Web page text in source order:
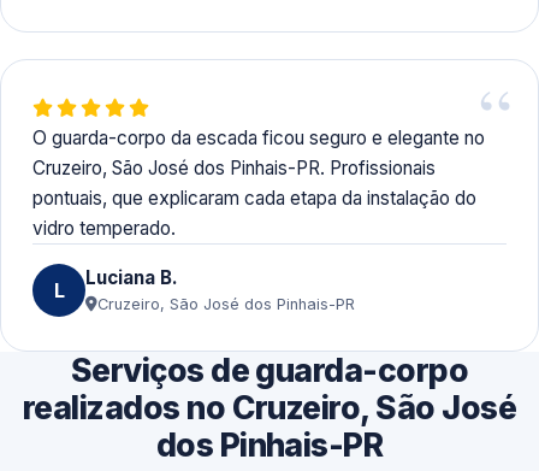
O guarda-corpo da escada ficou seguro e elegante no
Cruzeiro, São José dos Pinhais-PR. Profissionais
pontuais, que explicaram cada etapa da instalação do
vidro temperado.
L Luciana B.
Cruzeiro, São José dos Pinhais-PR
Serviços de guarda-corpo
realizados no Cruzeiro, São José
dos Pinhais-PR